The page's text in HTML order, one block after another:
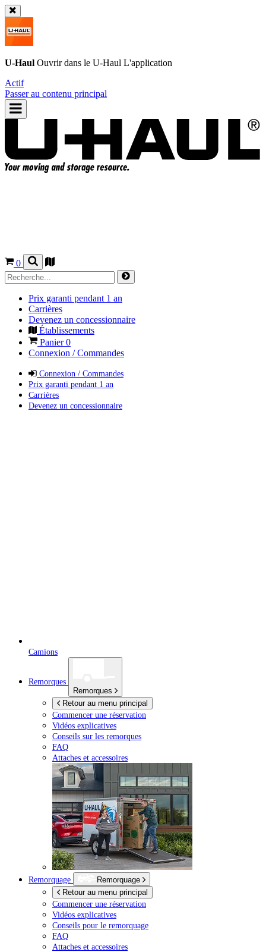
U-Haul Ouvrir dans le U-Haul L'application
Actif
Passer au contenu principal
0
Prix garanti pendant 1 an
Carrières
Devenez un concessionnaire
Établissements
Panier0
Connexion / Commandes
Connexion / Commandes
Prix garanti pendant 1 an
Carrières
Devenez un concessionnaire
Camions
Remorques
Remorques
Retour au menu principal
Commencer une réservation
Vidéos explicatives
Conseils sur les remorques
FAQ
Attaches et accessoires
Remorquage
Remorquage
Retour au menu principal
Commencer une réservation
Vidéos explicatives
Conseils pour le remorquage
FAQ
Attaches et accessoires